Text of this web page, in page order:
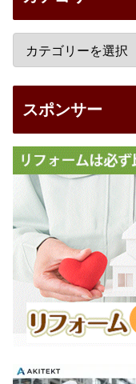
スポンサー